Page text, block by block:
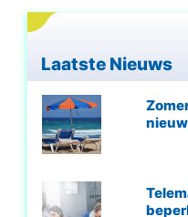
Laatste Nieuws